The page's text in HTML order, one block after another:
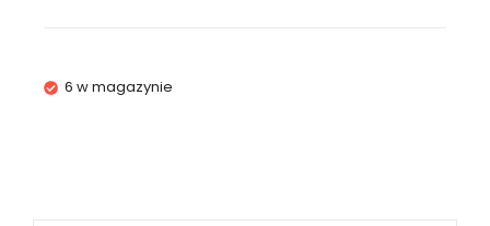
6 w magazynie